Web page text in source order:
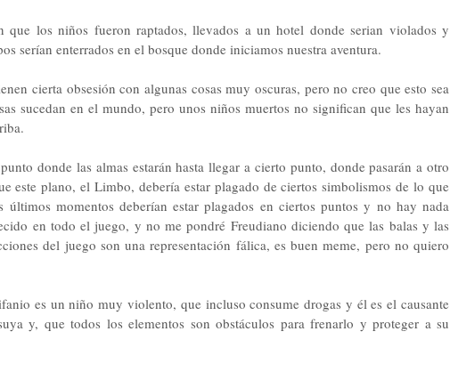
que los niños fueron raptados, llevados a un hotel donde serian violados y
serían enterrados en el bosque donde iniciamos nuestra aventura.
cierta obsesión con algunas cosas muy oscuras, pero no creo que esto sea
sucedan en el mundo, pero unos niños muertos no significan que les hayan
donde las almas estarán hasta llegar a cierto punto, donde pasarán a otro
este plano, el Limbo, debería estar plagado de ciertos simbolismos de lo que
momentos deberían estar plagados en ciertos puntos y no hay nada
en todo el juego, y no me pondré Freudiano diciendo que las balas y las
del juego son una representación fálica, es buen meme, pero no quiero
es un niño muy violento, que incluso consume drogas y él es el causante
y, que todos los elementos son obstáculos para frenarlo y proteger a su